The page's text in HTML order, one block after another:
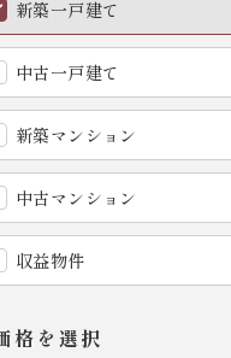
新築一戸建て
中古一戸建て
新築マンション
中古マンション
収益物件
格を選択